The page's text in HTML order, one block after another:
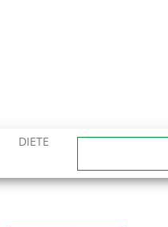
DIETE
per: